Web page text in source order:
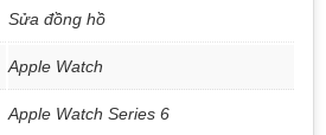
Sửa đồng hồ
Apple Watch
Apple Watch Series 6